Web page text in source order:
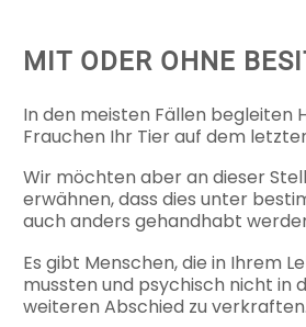
MIT ODER OHNE
In den meisten Fällen begleiten
Frauchen Ihr Tier auf dem
Wir möchten aber an dieser
erwähnen, dass dies unter
auch anders gehandhabt
Es gibt Menschen, die in Ihrem
mussten und psychisch nicht in
weiteren Abschied zu verkraften.